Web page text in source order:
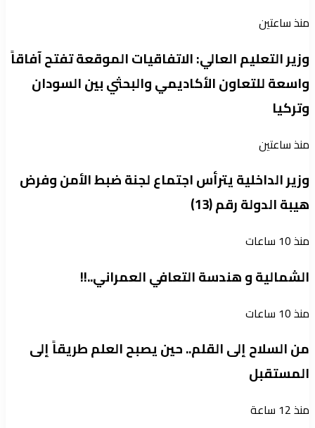
منذ ساعتين
وزير التعليم العالي: الاتفاقيات الموقعة تفتح آفاقاً
واسعة للتعاون الأكاديمي والبحثي بين السودان
وتركيا
منذ ساعتين
وزير الداخلية يترأس اجتماع لجنة ضبط الأمن وفرض
هيبة الدولة رقم (13)
منذ 10 ساعات
الشمالية و هندسة التعافي العمراني..!!
منذ 10 ساعات
من السلاح إلى القلم.. حين يصبح العلم طريقاً إلى
المستقبل
منذ 12 ساعة